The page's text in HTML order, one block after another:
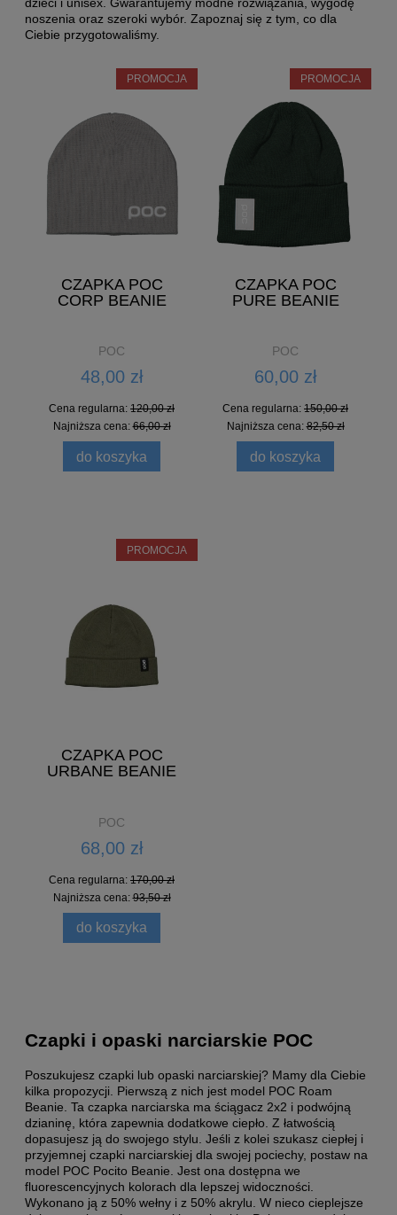
noszenia oraz szeroki wybór. Zapoznaj się z tym, co dla
Ciebie przygotowaliśmy.
CZAPKA POC
CORP BEANIE
POC
48,00 zł
Cena regularna: 120,00 zł
Najniższa cena:66,00 zł
do koszyka
PROMOCJA
CZAPKA POC
PURE BEANIE
POC
60,00 zł
Cena regularna: 150,00 zł
Najniższa cena:82,50 zł
do koszyka
PROMOCJA
CZAPKA POC
URBANE BEANIE
POC
68,00 zł
Cena regularna: 170,00 zł
Najniższa cena:93,50 zł
do koszyka
PROMOCJA
Czapki i opaski narciarskie POC
Poszukujesz czapki lub opaski narciarskiej? Mamy dla Ciebie
kilka propozycji. Pierwszą z nich jest model POC Roam
Beanie. Ta czapka narciarska ma ściągacz 2x2 i podwójną
dzianinę, która zapewnia dodatkowe ciepło. Z łatwością
dopasujesz ją do swojego stylu. Jeśli z kolei szukasz ciepłej i
przyjemnej czapki narciarskiej dla swojej pociechy, postaw na
model POC Pocito Beanie. Jest ona dostępna we
fluorescencyjnych kolorach dla lepszej widoczności.
Wykonano ją z 50% wełny i z 50% akrylu. W nieco cieplejsze